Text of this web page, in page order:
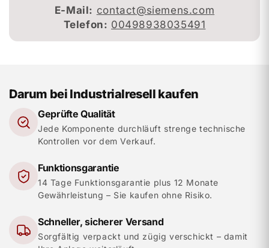
E-Mail: contact@siemens.com
Telefon: 00498938035491
Darum bei Industrialresell kaufen
Geprüfte Qualität
Jede Komponente durchläuft strenge technische
Kontrollen vor dem Verkauf.
Funktionsgarantie
14 Tage Funktionsgarantie plus 12 Monate
Gewährleistung – Sie kaufen ohne Risiko.
Schneller, sicherer Versand
Sorgfältig verpackt und zügig verschickt – damit